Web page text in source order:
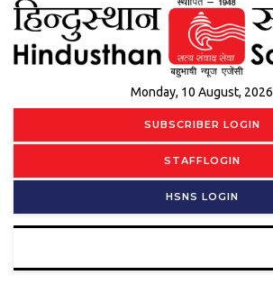
Monday, 10 August, 2026
SUBSCRIBER LOGIN
STAFFLOGIN
HSNS LOGIN